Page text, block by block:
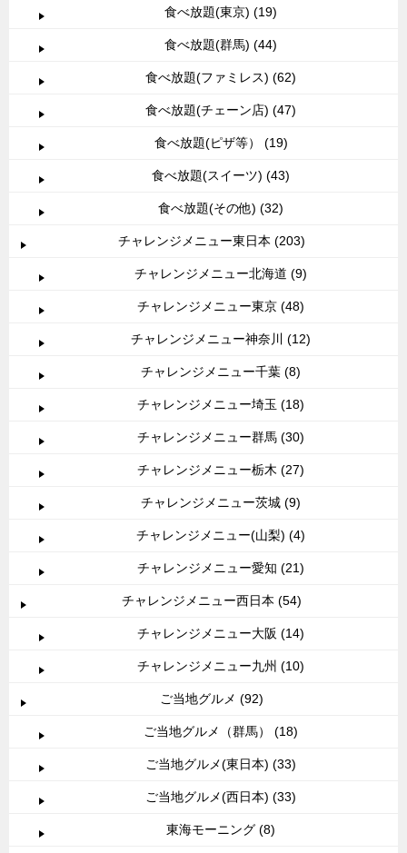
食べ放題(東京) (19)
食べ放題(群馬) (44)
食べ放題(ファミレス) (62)
食べ放題(チェーン店) (47)
食べ放題(ピザ等） (19)
食べ放題(スイーツ) (43)
食べ放題(その他) (32)
チャレンジメニュー東日本 (203)
チャレンジメニュー北海道 (9)
チャレンジメニュー東京 (48)
チャレンジメニュー神奈川 (12)
チャレンジメニュー千葉 (8)
チャレンジメニュー埼玉 (18)
チャレンジメニュー群馬 (30)
チャレンジメニュー栃木 (27)
チャレンジメニュー茨城 (9)
チャレンジメニュー(山梨) (4)
チャレンジメニュー愛知 (21)
チャレンジメニュー西日本 (54)
チャレンジメニュー大阪 (14)
チャレンジメニュー九州 (10)
ご当地グルメ (92)
ご当地グルメ（群馬） (18)
ご当地グルメ(東日本) (33)
ご当地グルメ(西日本) (33)
東海モーニング (8)